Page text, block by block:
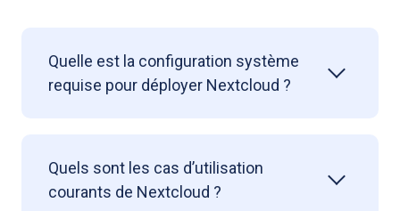
Quelle est la configuration système
requise pour déployer Nextcloud ?
Quels sont les cas d’utilisation
courants de Nextcloud ?